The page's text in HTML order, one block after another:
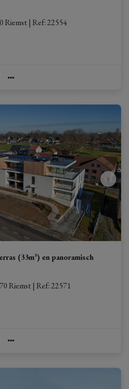
Riemst | Ref: 22554
(33m²) en panoramisch
Riemst | Ref: 22571